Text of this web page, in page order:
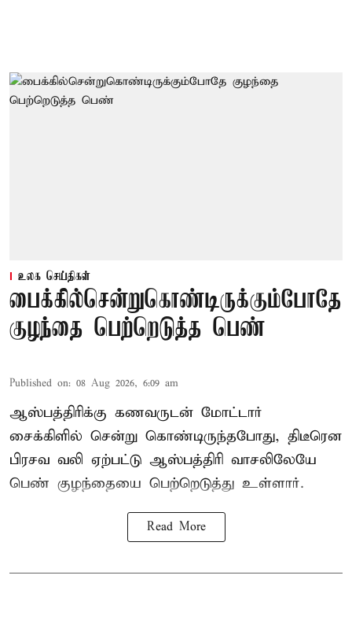
உலக செய்திகள்
பைக்கில்சென்றுகொண்டிருக்கும்போதே
குழந்தை பெற்றெடுத்த பெண்
Published on: 08 Aug 2026, 6:09 am
ஆஸ்பத்திரிக்கு கணவருடன் மோட்டார்
சைக்கிளில் சென்று கொண்டிருந்தபோது, திடீரென
பிரசவ வலி ஏற்பட்டு ஆஸ்பத்திரி வாசலிலேயே
பெண் குழந்தையை பெற்றெடுத்து உள்ளார்.
Read More